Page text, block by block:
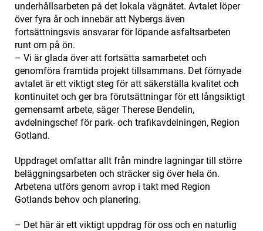
underhållsarbeten på det lokala vägnätet. Avtalet löper
över fyra år och innebär att Nybergs även
fortsättningsvis ansvarar för löpande asfaltsarbeten
runt om på ön.
– Vi är glada över att fortsätta samarbetet och
genomföra framtida projekt tillsammans. Det förnyade
avtalet är ett viktigt steg för att säkerställa kvalitet och
kontinuitet och ger bra förutsättningar för ett långsiktigt
gemensamt arbete, säger Therese Bendelin,
avdelningschef för park- och trafikavdelningen, Region
Gotland.
Uppdraget omfattar allt från mindre lagningar till större
beläggningsarbeten och sträcker sig över hela ön.
Arbetena utförs genom avrop i takt med Region
Gotlands behov och planering.
– Det här är ett viktigt uppdrag för oss och en naturlig